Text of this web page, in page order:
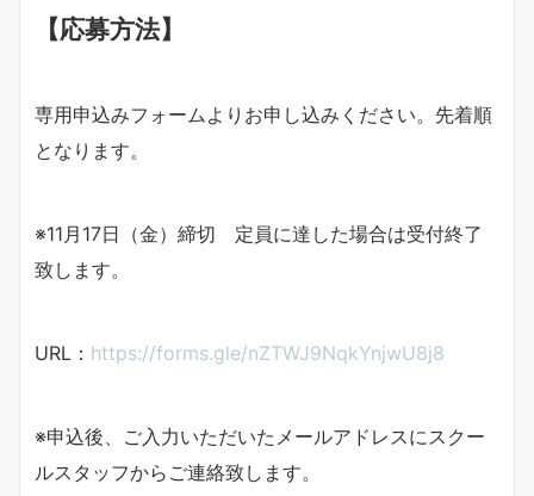
【応募方法】
専用申込みフォームよりお申し込みください。先着順
となります。
※11月17日（金）締切 定員に達した場合は受付終了
致します。
URL： https://forms.gle/nZTWJ9NqkYnjwU8j8
※申込後、ご入力いただいたメールアドレスにスクー
ルスタッフからご連絡致します。